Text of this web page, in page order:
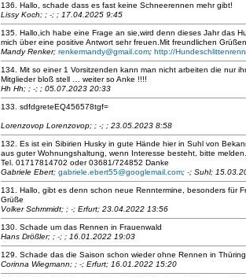
136. Hallo, schade dass es fast keine Schneerennen mehr gibt!
Lissy Koch; ; -; ; 17.04.2025 9:45
135. Hallo,ich habe eine Frage an sie,wird denn dieses Jahr das
mich über eine positive Antwort sehr freuen.Mit freundlichen
Mandy Renker; renkermandy@gmail.com; http://
134. Mit so einer 1 Vorsitzenden kann man nicht arbeiten die nur
Mitglieder bloß stell … weiter so Anke !!!!
Hh Hh; ; -; ; 05.07.2023 20:33
133. sdfdgreteEQ456578tgf=
Lorenzovop Lorenzovop; ; -; ; 23.05.2023 8:58
132. Es ist ein Sibirien Husky in gute Hände hier in Suhl von
aus guter Wohnungshaltung, wenn Interesse besteht, bitte melden.
Tel. 01717814702 oder 03681/724852 Danke
Gabriele Ebert; gabriele.ebert55@googlemail.com; -; Suhl;
131. Hallo, gibt es denn schon neue Renntermine, besonders für
Grüße
Volker Schmmidt; ; -; Erfurt; 23.04.2022 13:56
130. Schade um das Rennen in Frauenwald
Hans Drößler; ; -; ; 16.01.2022 19:03
129. Schade das die Saison schon wieder ohne Rennen in
Corinna Wiegmann; ; -; Erfurt; 16.01.2022 15:20